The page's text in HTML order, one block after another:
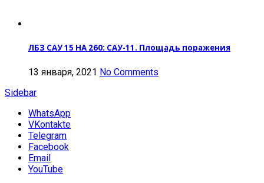
ЛБЗ САУ 15 НА 260: САУ-11. Площадь поражения
13 января, 2021 No Comments
Sidebar
WhatsApp
VKontakte
Telegram
Facebook
Email
YouTube